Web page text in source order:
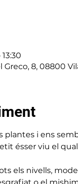
Greco, 8, 08800
plantes i ens
ésser viu el
els nivells,